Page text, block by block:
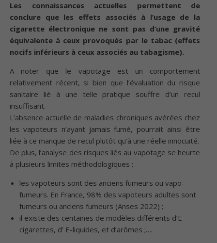
Les connaissances actuelles permettent de
conclure que les effets associés à l’usage de la
cigarette électronique ne sont pas d’une gravité
équivalente à ceux provoqués par le tabac (effets
nocifs inférieurs à ceux associés au tabagisme).
A noter que le vapotage est un comportement
relativement récent, si bien que l’évaluation du risque
sanitaire lié à une telle pratique souffre d’un recul
insuffisant.
L’absence actuelle de maladies chroniques avérées chez
les vapoteurs n’ayant jamais fumé, pourrait ainsi être
liée à ce manque de recul plutôt qu’à une réelle innocuité.
De plus, l’analyse des risques liés au vapotage se heurte
à plusieurs limites méthodologiques :
les vapoteurs sont des anciens fumeurs ou vapo-
fumeurs. En France, 98% des vapoteurs adultes sont
fumeurs ou anciens fumeurs (Anses 2022) ;
il existe des centaines de modèles différents d’E-
cigarettes, d’ E-liquides, et d’arômes ;….